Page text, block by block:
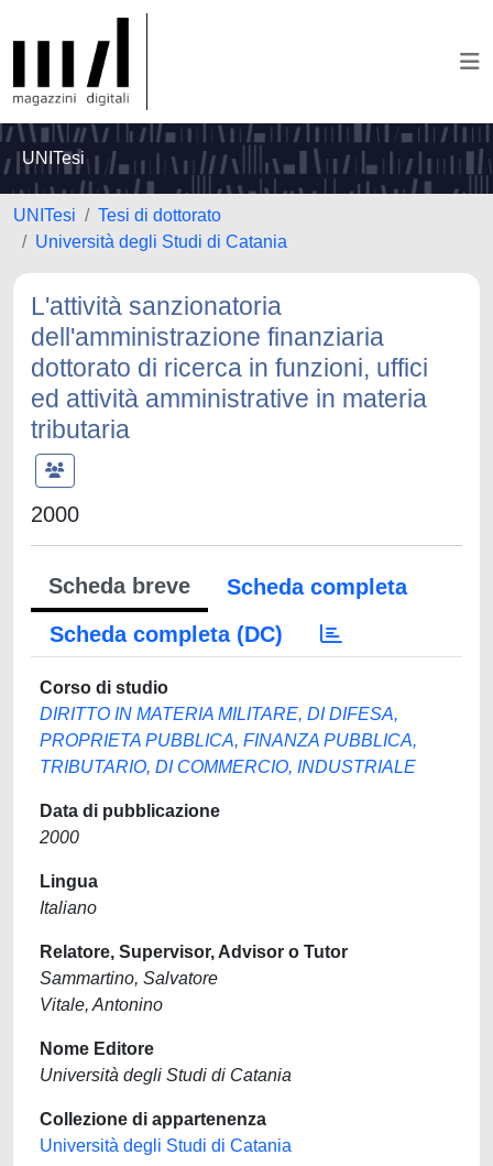
UNITesi
UNITesi
Tesi di dottorato
Università degli Studi di Catania
L'attività sanzionatoria
dell'amministrazione finanziaria
dottorato di ricerca in funzioni, uffici
ed attività amministrative in materia
tributaria
2000
Scheda breve
Scheda completa
Scheda completa (DC)
Corso di studio
DIRITTO IN MATERIA MILITARE, DI DIFESA,
PROPRIETA PUBBLICA, FINANZA PUBBLICA,
TRIBUTARIO, DI COMMERCIO, INDUSTRIALE
Data di pubblicazione
2000
Lingua
Italiano
Relatore, Supervisor, Advisor o Tutor
Sammartino, Salvatore
Vitale, Antonino
Nome Editore
Università degli Studi di Catania
Collezione di appartenenza
Università degli Studi di Catania